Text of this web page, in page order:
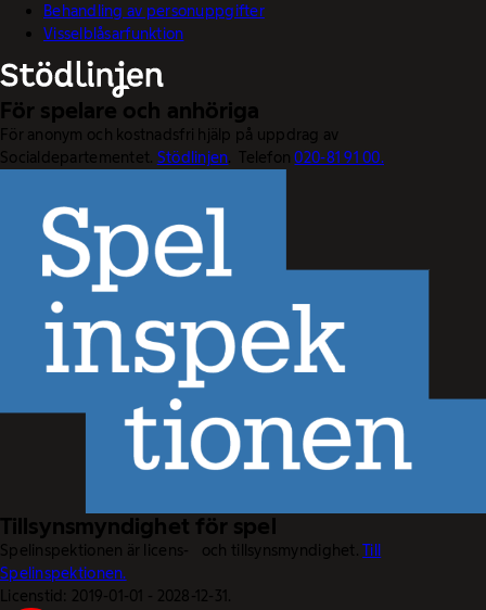
Behandling av personuppgifter
Visselblåsarfunktion
För spelare och anhöriga
För anonym och kostnadsfri hjälp på uppdrag av
Socialdepartementet. Stödlinjen. Telefon020-81 91 00.
Tillsynsmyndighet för spel
Spelinspektionen är licens- och tillsynsmyndighet.Till
Spelinspektionen.
Licenstid: 2019-01-01 - 2028-12-31.